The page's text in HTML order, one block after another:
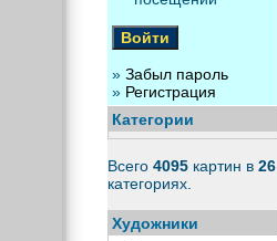
» Забыл пароль
» Регистрация
Категории
Всего 4095картин в 26
категориях.
Художники